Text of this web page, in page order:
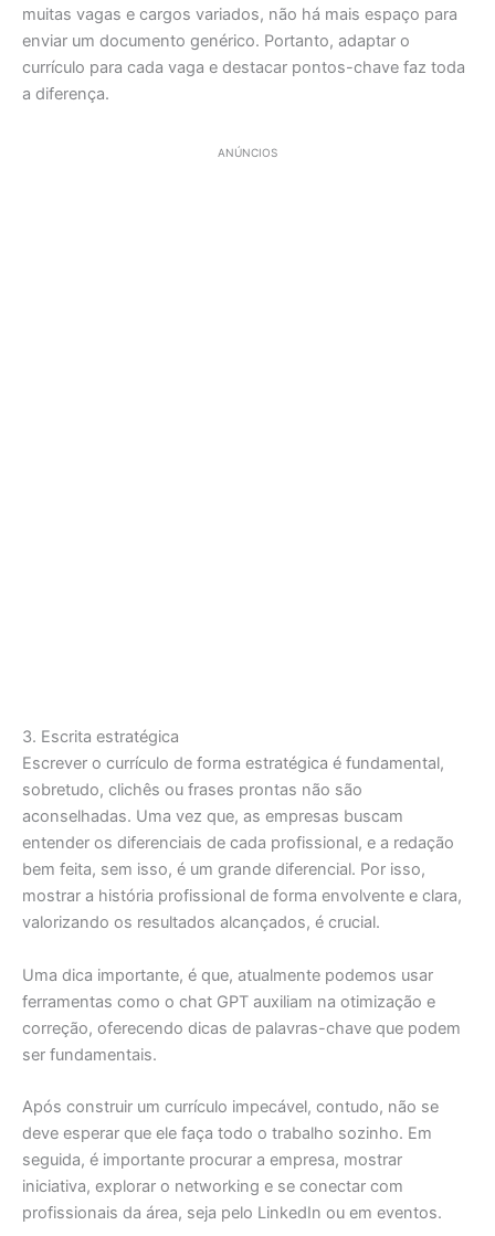
muitas vagas e cargos variados, não há mais espaço para
enviar um documento genérico. Portanto, adaptar o
currículo para cada vaga e destacar pontos-chave faz toda
a diferença.
ANÚNCIOS
3. Escrita estratégica
Escrever o currículo de forma estratégica é fundamental,
sobretudo, clichês ou frases prontas não são
aconselhadas. Uma vez que, as empresas buscam
entender os diferenciais de cada profissional, e a redação
bem feita, sem isso, é um grande diferencial. Por isso,
mostrar a história profissional de forma envolvente e clara,
valorizando os resultados alcançados, é crucial.
Uma dica importante, é que, atualmente podemos usar
ferramentas como o chat GPT auxiliam na otimização e
correção, oferecendo dicas de palavras-chave que podem
ser fundamentais.
Após construir um currículo impecável, contudo, não se
deve esperar que ele faça todo o trabalho sozinho. Em
seguida, é importante procurar a empresa, mostrar
iniciativa, explorar o networking e se conectar com
profissionais da área, seja pelo LinkedIn ou em eventos.